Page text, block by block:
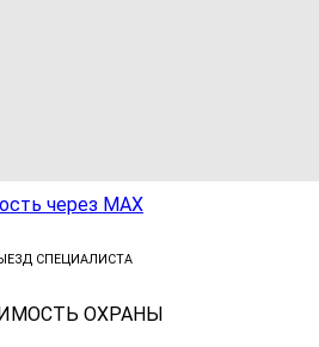
через МАХ
СПЕЦИАЛИСТА
ОХРАНЫ